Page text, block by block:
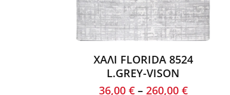
ΧΑΛΙ FLORIDA 8524
L.GREY-VISON
36,00 €– 260,00 €